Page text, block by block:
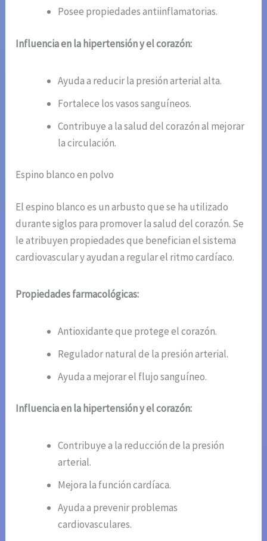
Posee propiedades antiinflamatorias.
Influencia en la hipertensión y el corazón:
Ayuda a reducir la presión arterial alta.
Fortalece los vasos sanguíneos.
Contribuye a la salud del corazón al mejorar
la circulación.
Espino blanco en polvo
El espino blanco es un arbusto que se ha utilizado
durante siglos para promover la salud del corazón. Se
le atribuyen propiedades que benefician el sistema
cardiovascular y ayudan a regular el ritmo cardíaco.
Propiedades farmacológicas:
Antioxidante que protege el corazón.
Regulador natural de la presión arterial.
Ayuda a mejorar el flujo sanguíneo.
Influencia en la hipertensión y el corazón:
Contribuye a la reducción de la presión
arterial.
Mejora la función cardíaca.
Ayuda a prevenir problemas
cardiovasculares.